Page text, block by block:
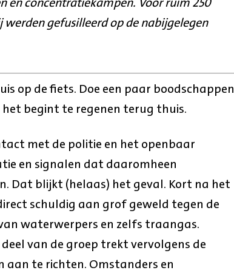
gefusilleerd op de nabijgelegen
op de fiets. Doe een paar boodschappen
begint te regenen terug thuis.
met de politie en het openbaar
en signalen dat daaromheen
Dat blijkt (helaas) het geval. Kort na het
schuldig aan grof geweld tegen de
waterwerpers en zelfs traangas.
van de groep trekt vervolgens de
aan te richten. Omstanders en